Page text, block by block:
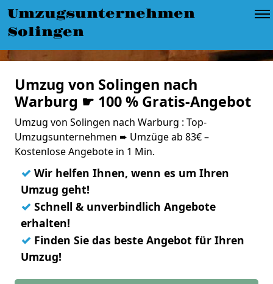
Umzugsunternehmen
Solingen
Umzug von Solingen nach
Warburg ☛ 100 % Gratis-Angebot
Umzug von Solingen nach Warburg : Top-
Umzugsunternehmen ➨ Umzüge ab 83€ –
Kostenlose Angebote in 1 Min.
✓ Wir helfen Ihnen, wenn es um Ihren
Umzug geht!
✓ Schnell & unverbindlich Angebote
erhalten!
✓ Finden Sie das beste Angebot für Ihren
Umzug!